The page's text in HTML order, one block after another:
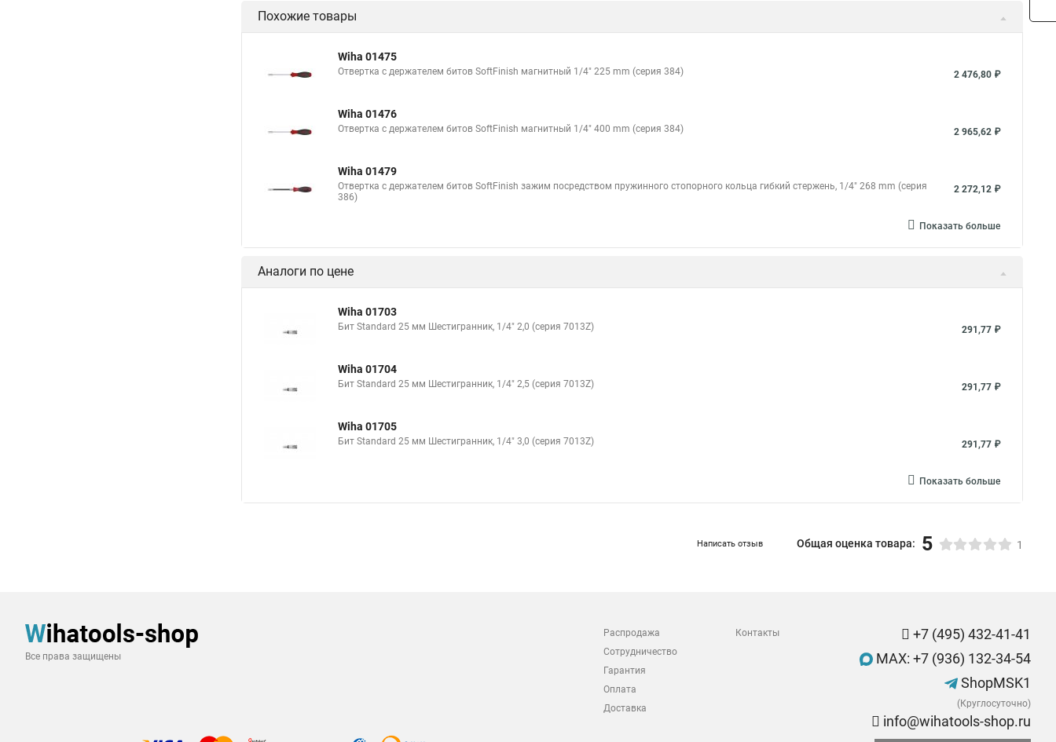
Похожие товары
Wiha 01475
Отвертка с держателем битов SoftFinish магнитный 1/4" 225 mm (серия 384) 2 476,80 ₽
Wiha 01476
Отвертка с держателем битов SoftFinish магнитный 1/4" 400 mm (серия 384) 2 965,62 ₽
Wiha 01479
Отвертка с держателем битов SoftFinish зажим посредством пружинного стопорного кольца гибкий стержень, 1/4" 268 mm (серия
386)
2 272,12 ₽
Показать больше
Аналоги по цене
Wiha 01703
Бит Standard 25 мм Шестигранник, 1/4" 2,0 (серия 7013Z) 291,77 ₽
Wiha 01704
Бит Standard 25 мм Шестигранник, 1/4" 2,5 (серия 7013Z) 291,77 ₽
Wiha 01705
Бит Standard 25 мм Шестигранник, 1/4" 3,0 (серия 7013Z) 291,77 ₽
Показать больше
Написать отзыв Общая оценка товара: 5 1
Все права защищены
Распродажа
Сотрудничество
Гарантия
Оплата
Доставка
Контакты
+7 (495) 432-41-41
MAX: +7 (936) 132-34-54
ShopMSK1
(Круглосуточно)
info@wihatools-shop.ru